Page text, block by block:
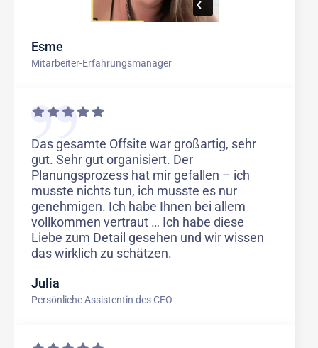
Esme
Mitarbeiter-Erfahrungsmanager
Das gesamte Offsite war großartig, sehr
gut. Sehr gut organisiert. Der
Planungsprozess hat mir gefallen – ich
musste nichts tun, ich musste es nur
genehmigen. Ich habe Ihnen bei allem
vollkommen vertraut … Ich habe diese
Liebe zum Detail gesehen und wir wissen
das wirklich zu schätzen.
Julia
Persönliche Assistentin des CEO